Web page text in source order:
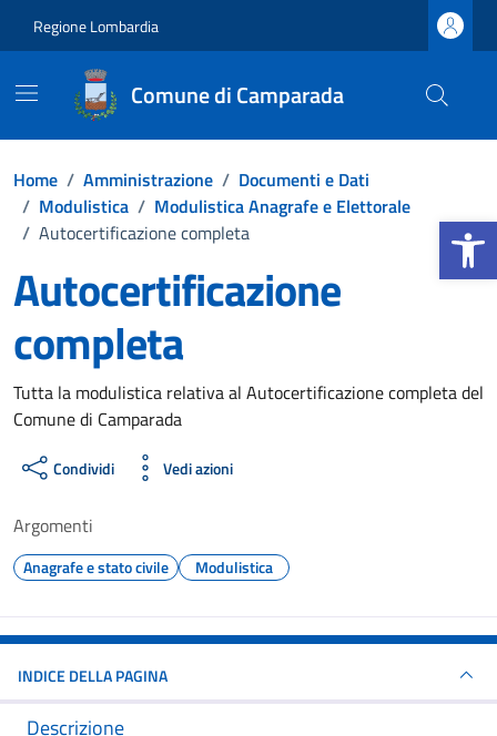
Apri la
Regione Lombardia
Comune di Camparada
Home / Amministrazione / Documenti e Dati
/ Modulistica / Modulistica Anagrafe e Elettorale
/ Autocertificazione completa
Autocertificazione
completa
Dettagli del documento
Tutta la modulistica relativa al Autocertificazione completa del
Comune di Camparada
Condividi Vedi azioni
Argomenti
Anagrafe e stato civile Modulistica
INDICE DELLA PAGINA
Descrizione